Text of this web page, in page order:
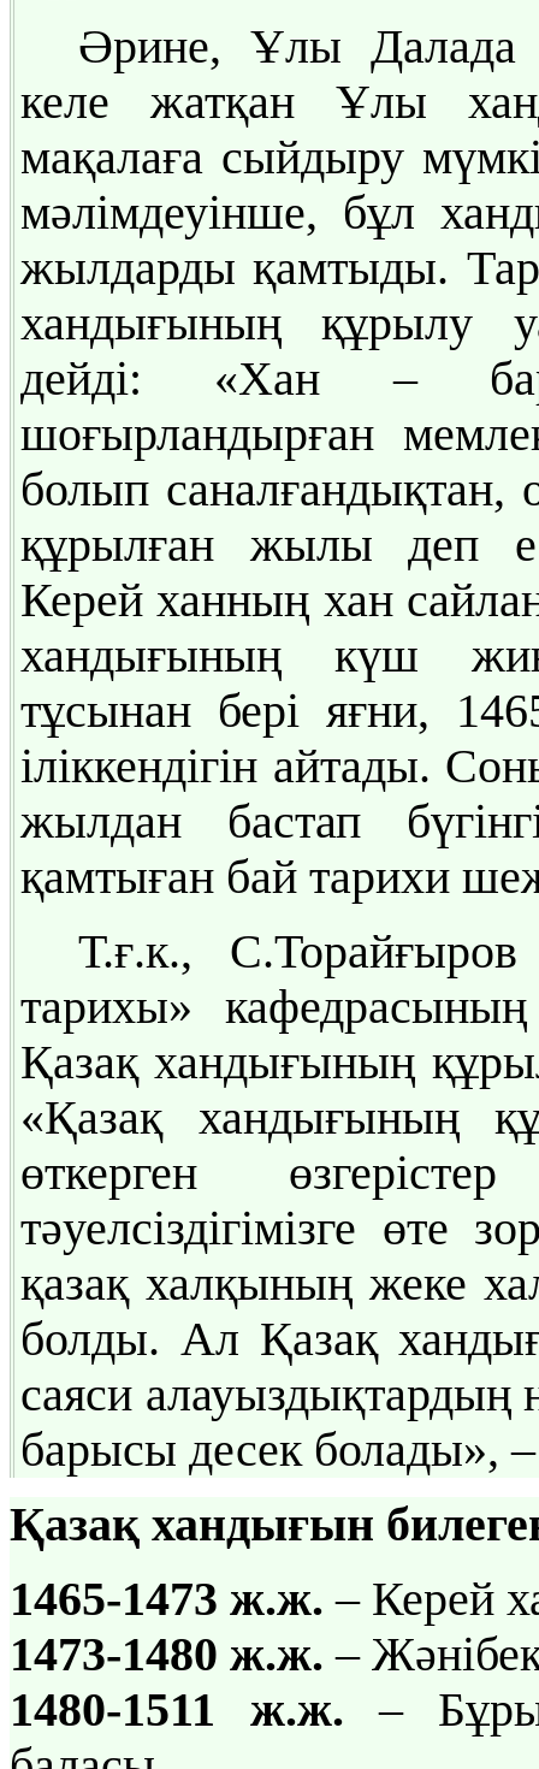
Әрине, Ұлы Далада
келе жатқан Ұлы
мақалаға сыйдыру
мәлімдеуінше, бұл
жылдарды қамтыды.
хандығының құрылу
дейді: «Хан –
шоғырландырған
болып
құрылған жылы деп
Керей ханның хан
хандығының күш
тұсынан бері яғни,
іліккендігін айтады.
жылдан бастап
қамтыған бай тарихи
Т.ғ.к.,
тарихы»
Қазақ хандығының
«Қазақ хандығының
өткерген
тәуелсіздігімізге өте
қазақ халқының жеке
болды. Ал Қазақ
саяси алауыздықтардың
барысы десек болады»,
Қазақ хандығын
1465-1473 ж.ж. – Керей
1473-1480 ж.ж. –
1480-1511 ж.ж. –